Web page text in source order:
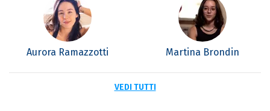
Aurora Ramazzotti Martina Brondin
VEDI TUTTI